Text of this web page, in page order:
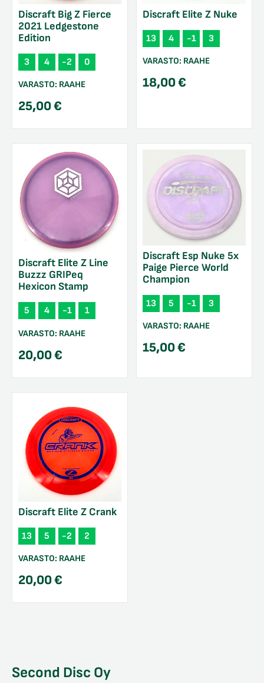
Discraft Big Z Fierce
2021 Ledgestone
Edition
3 4 -2 0
VARASTO: RAAHE
25,00€
Discraft Elite Z Nuke
13 4 -1 3
VARASTO: RAAHE
18,00€
Discraft Elite Z Line
Buzzz GRIPeq
Hexicon Stamp
5 4 -1 1
VARASTO: RAAHE
20,00€
Discraft Esp Nuke 5x
Paige Pierce World
Champion
13 5 -1 3
VARASTO: RAAHE
15,00€
Discraft Elite Z Crank
13 5 -2 2
VARASTO: RAAHE
20,00€
Second Disc Oy